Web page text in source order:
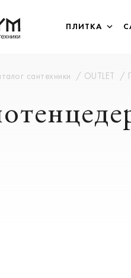
ПЛИТКА
сантехники OUTLET